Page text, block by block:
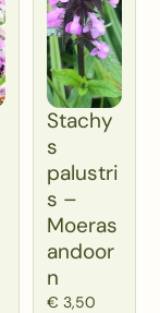
Stachy
s
palustri
s –
Moeras
andoor
n
€ 3,50